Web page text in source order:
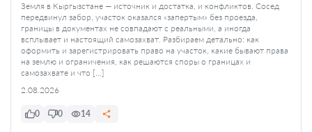
Земля в Кыргызстане — источник и достатка, и конфликтов. Сосед
передвинул забор, участок оказался «запертым» без проезда,
границы в документах не совпадают с реальными, а иногда
всплывает и настоящий самозахват. Разбираем детально: как
оформить и зарегистрировать право на участок, какие бывают права
на землю и ограничения, как решаются споры о границах и
самозахвате и что […]
2.08.2026
0 0 14